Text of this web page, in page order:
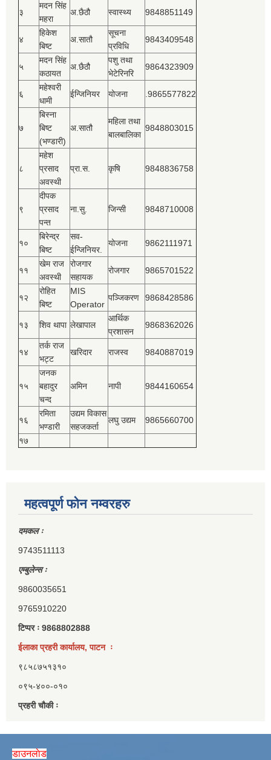
३
मदन सिंह
महरा
अ.छैठौ स्वास्थ्य 9848851149
४
हिकेश
बिष्‍ट
अ.सातौ
सूचना
प्रविधि
9843409548
५
मदन सिंह
कठायत
अ.छैठौ
पशु तथा
भेटेरिनरि
9864323909
६
महेश्‍वरी
धामी
ईन्जिनियर योजना .9865577822
७
बिस्‍ना
बिष्‍ट
(भण्डारी)
अ.सातौ
महिला तथा
बालबालिका
9848803015
८
महेश
प्रसाद
अवस्थी
प्रा.स. कृषि 9848836758
९
दीपक
प्रसाद
पन्त
ना.सु. जिन्सी 9848710008
१०
बिरेन्द्र
बिष्‍ट
सव-
ईन्जिनियर.
योजना 9862111971
११
खेम राज
अवस्थी
रोजगार
सहायक
रोजगार 9865701522
१२
रोहित
बिष्‍ट
MIS
Operator
पञ्‍जिकरण 9868428586
१३ शिव थापा लेखापाल
आर्थिक
प्रशासन
9868362026
१४
तर्क राज
भट्ट
खरिदार राजस्‍व 9840887019
१५
जनक
बहादुर
चन्द
अमिन नापी 9844160654
१६
रमिता
भण्डारी
उद्यम विकास
सहजकर्ता
लघु उद्यम 9865660700
१७
महत्वपूर्ण फोन नम्वरहरु
दमकल ः
9743511113
एम्बुलेन्स ः
9860035651
9765910220
टिप्पर ः 9868802888
ईलाका प्रहरी कार्यालय, पाटन ः
९८५८७५१३१०
०९५-४००-०१०
प्रहरी चौकी ः
डाउनलाेड